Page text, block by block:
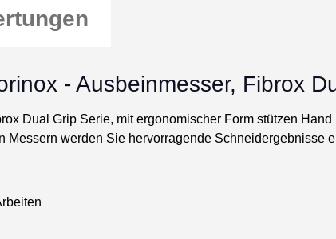
- Ausbeinmesser, Fibrox
Dual Grip Serie, mit ergonomischer Form stützen
Messern werden Sie hervorragende